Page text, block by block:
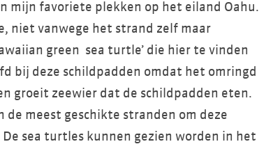
mijn favoriete plekken op het eiland Oahu.
niet vanwege het strand zelf maar
green sea turtle’ die hier te vinden
bij deze schildpadden omdat het omringd
groeit zeewier dat de schildpadden eten.
de meest geschikte stranden om deze
sea turtles kunnen gezien worden in het